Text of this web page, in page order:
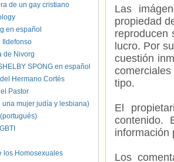
Las
propiedad
reproducen
lucro. Por
cuestión
tipo.
El
contenido.
información
Los
de un gay cristiano
en español
Ildefonso
de Nivorg
SPONG en español
Hermano Cortés
Pastor
una mujer judía y lesbiana)
los Homosexuales